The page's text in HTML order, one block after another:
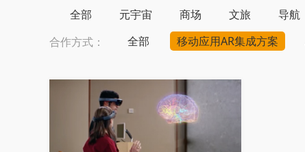
全部
元宇宙 商场 文旅 导航
合作方式：
全部 移动应用AR集成方案